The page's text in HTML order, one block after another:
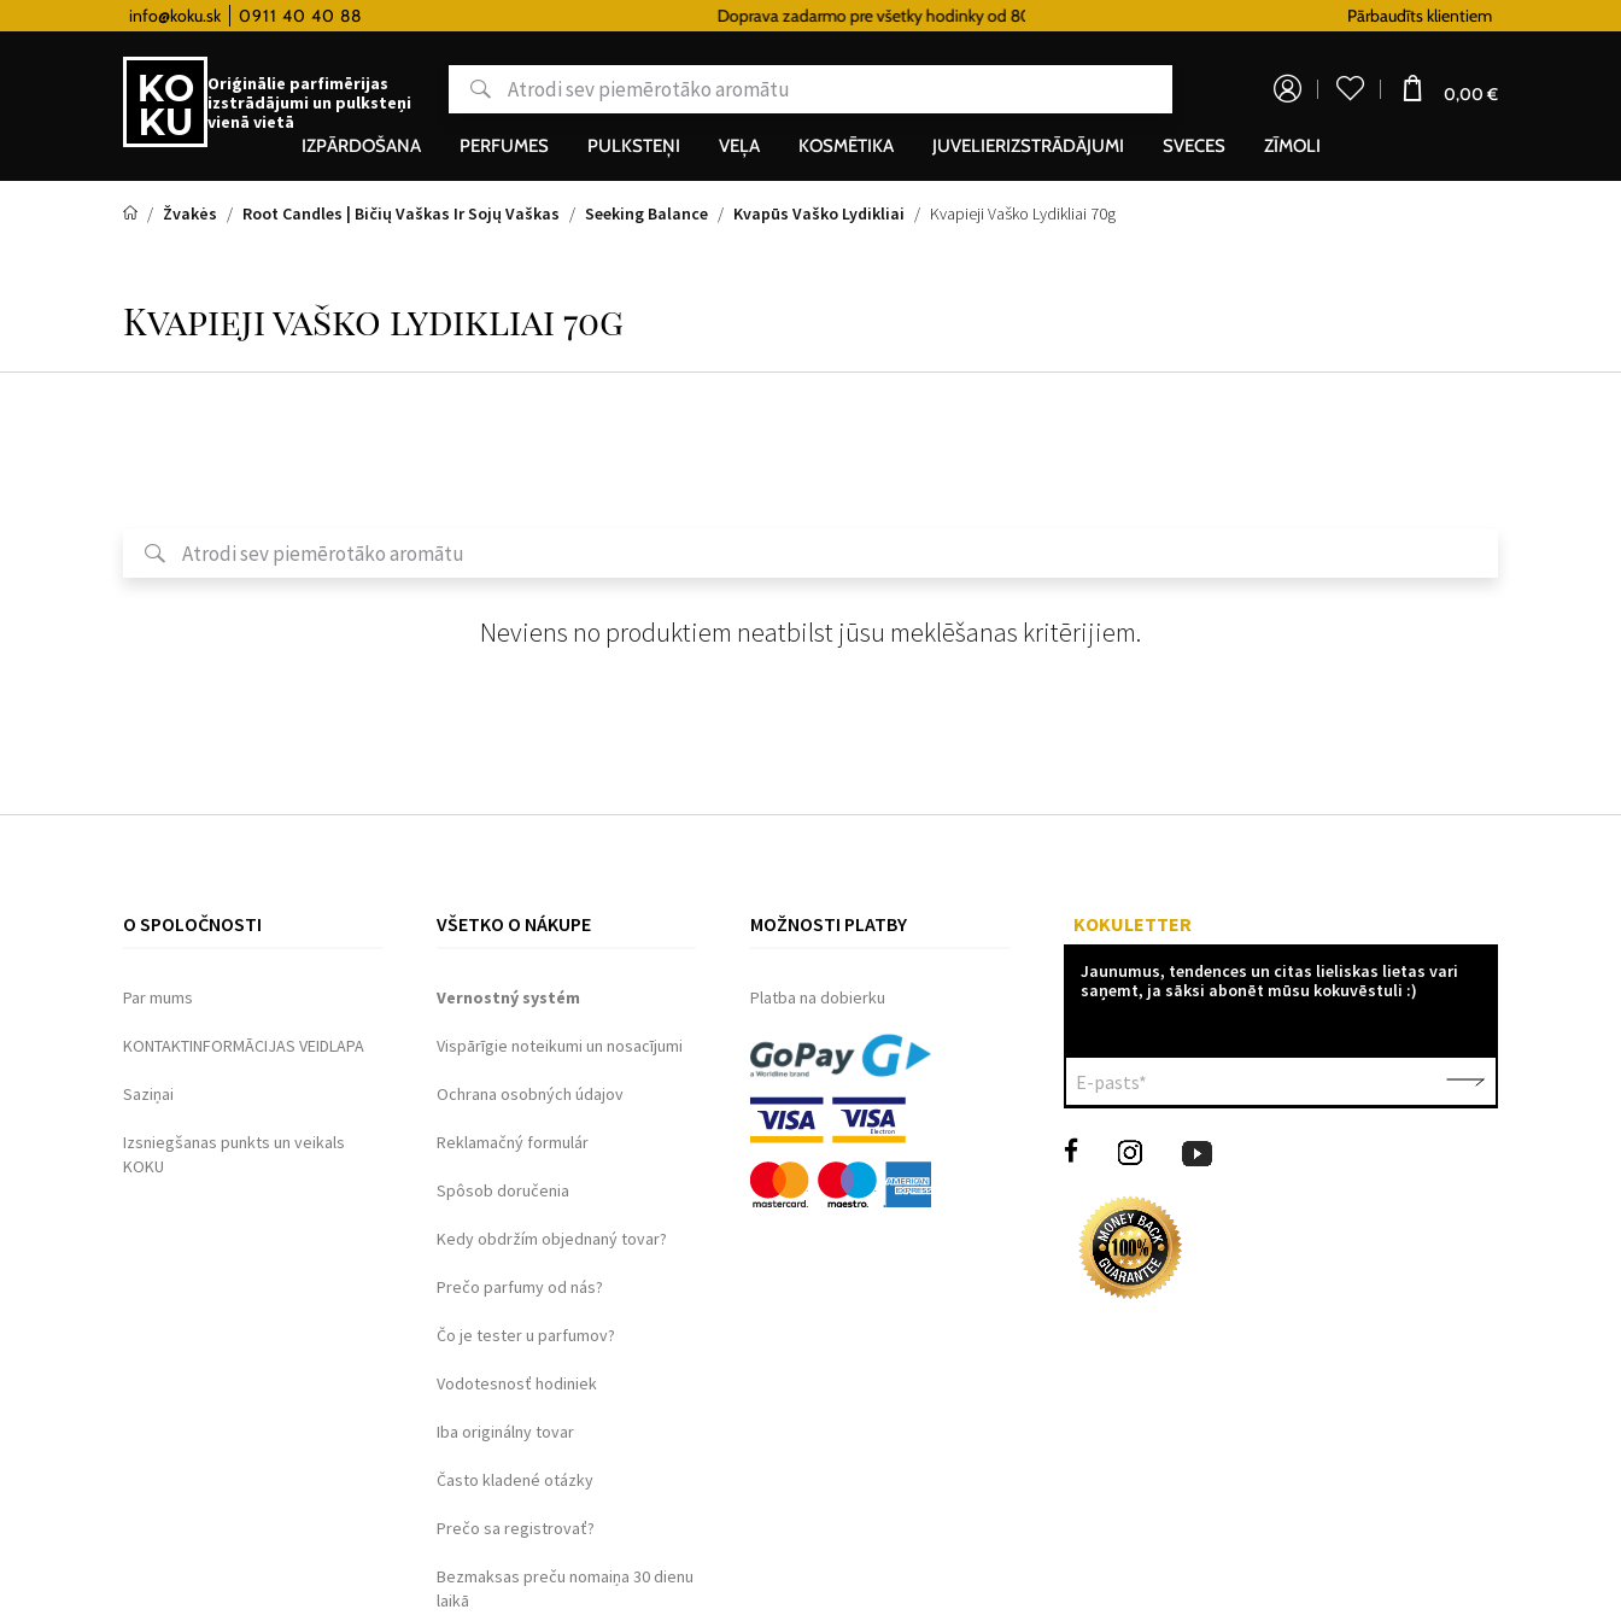
info@koku.sk 0911 40 40 88
hodinky od 80€ Lojalitātes programma Doprava zadarmo pre všetky hodinky od 80€ Pārbaudīts klientiem
Oriģinālie parfimērijas
izstrādājumi un pulksteņi
vienā vietā
0,00 €
IZPĀRDOŠANA PERFUMES PULKSTEŅI VEĻA KOSMĒTIKA JUVELIERIZSTRĀDĀJUMI SVECES ZĪMOLI
Žvakės Root Candles | Bičių Vaškas Ir Sojų Vaškas Seeking Balance Kvapūs Vaško Lydikliai Kvapieji Vaško Lydikliai 70g
Kvapieji vaško lydikliai 70g
Neviens no produktiem neatbilst jūsu meklēšanas kritērijiem.
O SPOLOČNOSTI
Par mums
KONTAKTINFORMĀCIJAS VEIDLAPA
Saziņai
Izsniegšanas punkts un veikals
KOKU
VŠETKO O NÁKUPE
Vernostný systém
Vispārīgie noteikumi un nosacījumi
Ochrana osobných údajov
Reklamačný formulár
Spôsob doručenia
Kedy obdržím objednaný tovar?
Prečo parfumy od nás?
Čo je tester u parfumov?
Vodotesnosť hodiniek
Iba originálny tovar
Často kladené otázky
Prečo sa registrovať?
Bezmaksas preču nomaiņa 30 dienu
laikā
MOŽNOSTI PLATBY
Platba na dobierku
KOKULETTER
Jaunumus, tendences un citas lieliskas lietas vari
saņemt, ja sāksi abonēt mūsu kokuvēstuli :)
E-pasts*